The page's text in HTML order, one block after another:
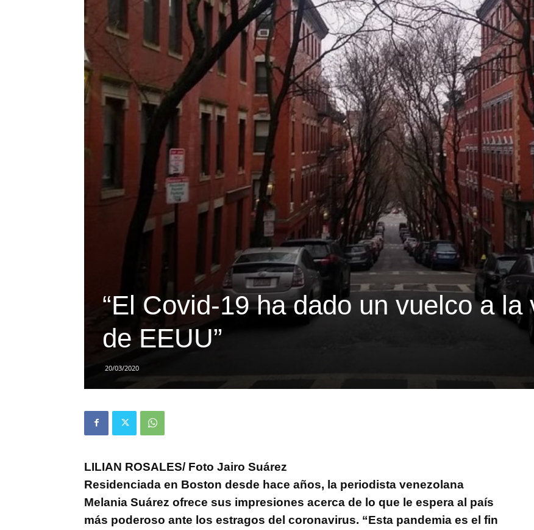
“El Covid-19 ha dado un vuelco a la
de EEUU”
20/03/2020
LILIAN ROSALES/ Foto Jairo Suárez
Residenciada en Boston desde hace años, la periodista venezolana
Melania Suárez ofrece sus impresiones acerca de lo que le espera al país
más poderoso ante los estragos del coronavirus. “Esta pandemia es el fin